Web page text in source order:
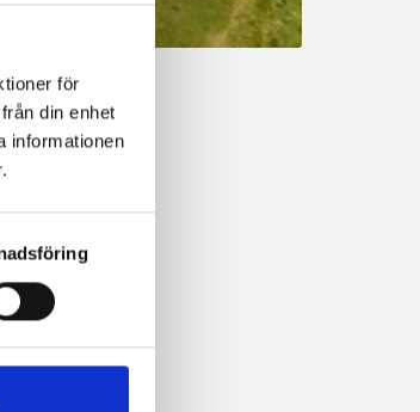
för
din enhet
informationen